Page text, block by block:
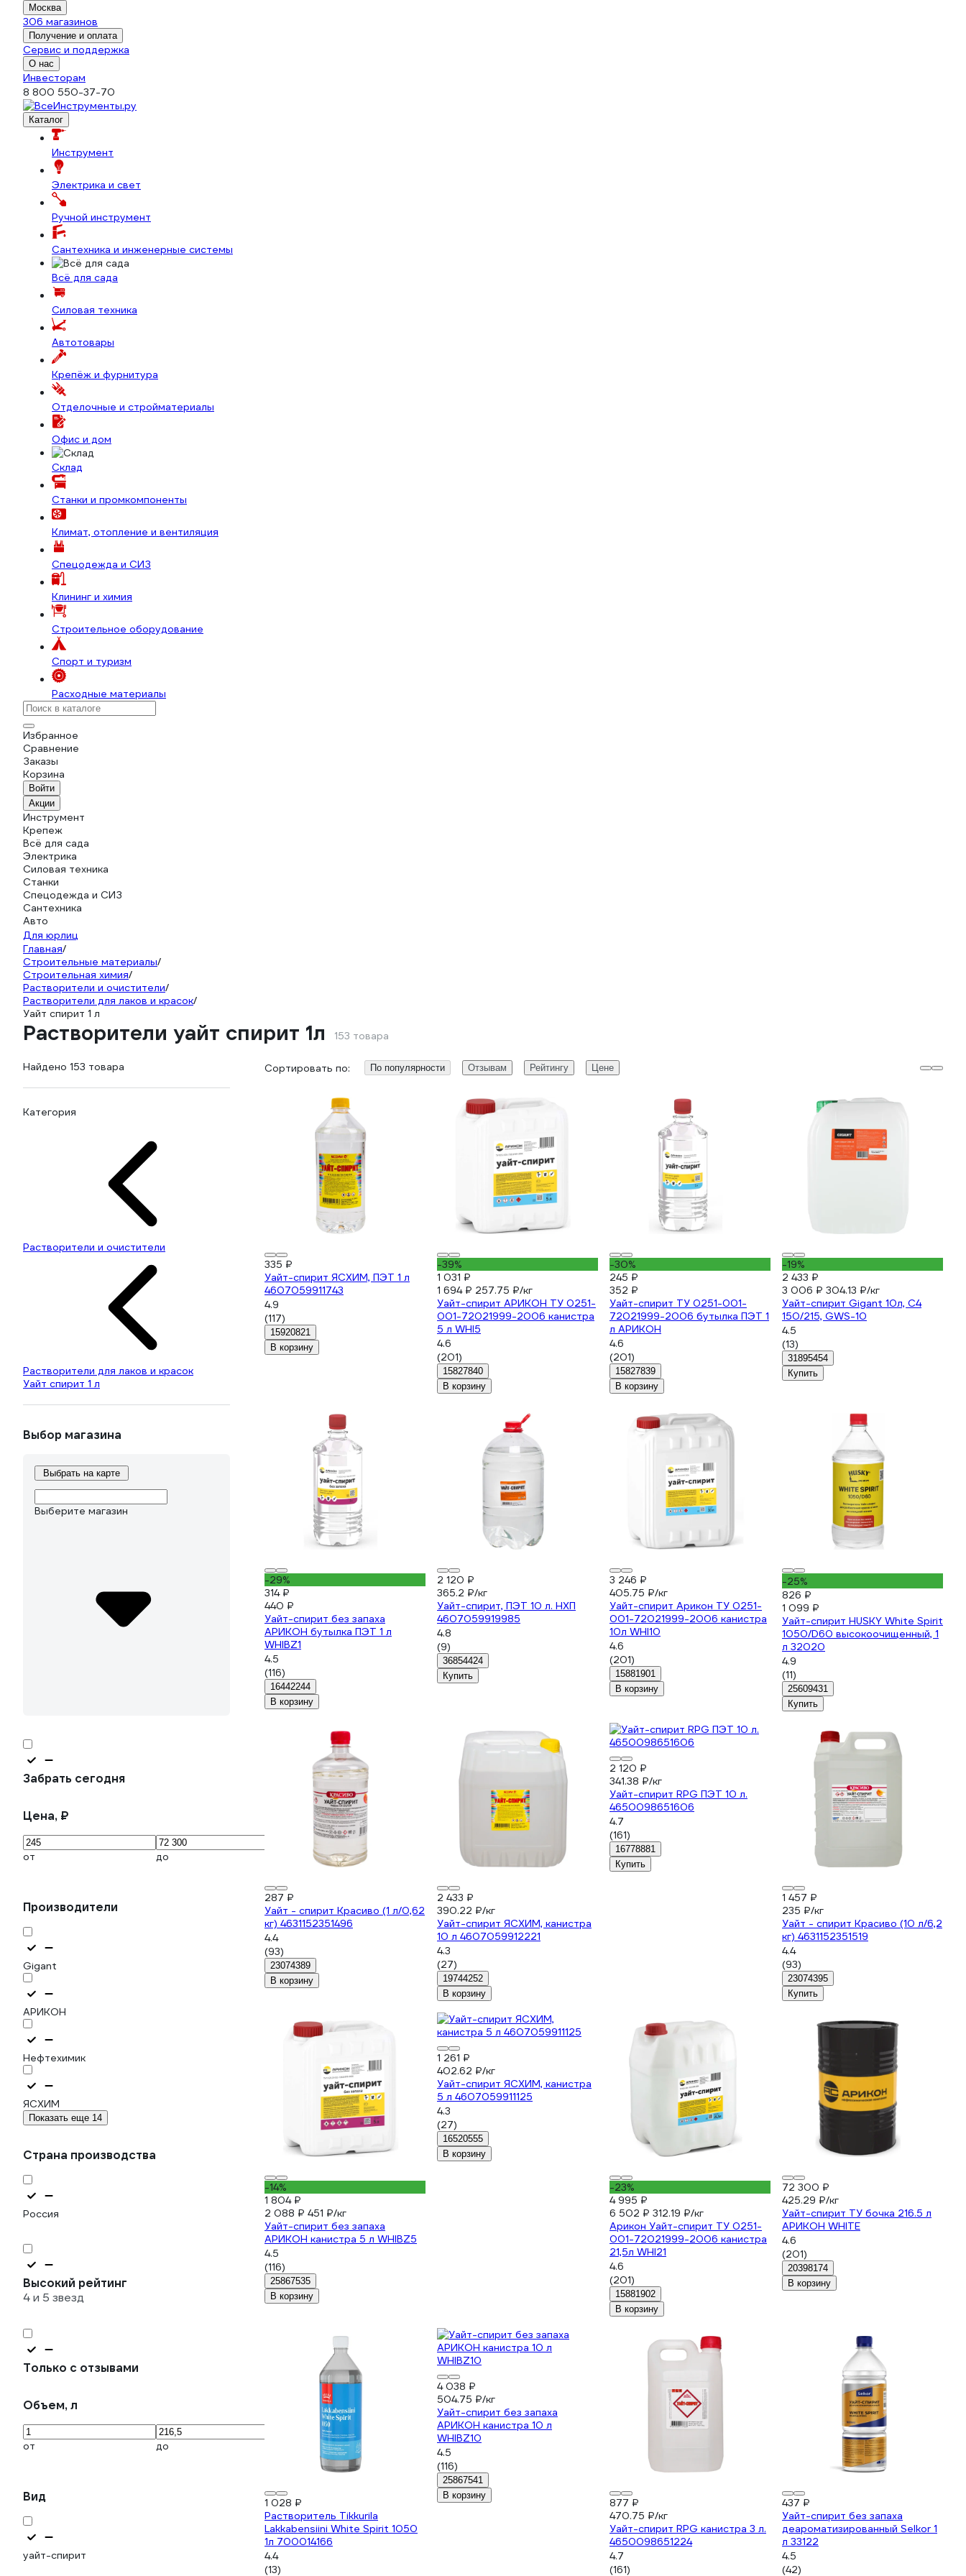
Москва
306 магазинов
Получение и оплата
Сервис и поддержка
О нас
Инвесторам
8 800 550-37-70
Каталог
Инструмент
Электрика и свет
Ручной инструмент
Сантехника и инженерные системы
Всё для сада
Силовая техника
Автотовары
Крепёж и фурнитура
Отделочные и стройматериалы
Офис и дом
Склад
Станки и промкомпоненты
Климат, отопление и вентиляция
Спецодежда и СИЗ
Клининг и химия
Строительное оборудование
Спорт и туризм
Расходные материалы
Избранное
Сравнение
Заказы
Корзина
Войти
Акции
Инструмент
Крепеж
Всё для сада
Электрика
Силовая техника
Станки
Спецодежда и СИЗ
Сантехника
Авто
Для юрлиц
Главная/
Строительные материалы/
Строительная химия/
Растворители и очистители/
Растворители для лаков и красок/
Уайт спирит 1 л
Растворители уайт спирит 1л 153 товара
Найдено 153 товара
Категория
Растворители и очистители
Растворители для лаков и красок
Уайт спирит 1 л
Выбор магазина
Выбрать на карте
Выберите магазин
Забрать сегодня
Цена, ₽
от до
Производители
Gigant
АРИКОН
Нефтехимик
ЯСХИМ
Показать еще 14
Страна производства
Россия
Высокий рейтинг
4 и 5 звезд
Только с отзывами
Объем, л
от до
Вид
уайт-спирит
Сортировать по: По популярности Отзывам Рейтингу Цене
335 ₽
Уайт-спирит ЯСХИМ, ПЭТ 1 л
4607059911743
4.9
(117)
15920821
В корзину
-39%
1 031 ₽
1 694 ₽ 257.75 ₽/кг
Уайт-спирит АРИКОН ТУ 0251-
001-72021999-2006 канистра
5 л WHI5
4.6
(201)
15827840
В корзину
-30%
245 ₽
352 ₽
Уайт-спирит ТУ 0251-001-
72021999-2006 бутылка ПЭТ 1
л АРИКОН
4.6
(201)
15827839
В корзину
-19%
2 433 ₽
3 006 ₽ 304.13 ₽/кг
Уайт-спирит Gigant 10л, С4
150/215, GWS-10
4.5
(13)
31895454
Купить
-29%
314 ₽
440 ₽
Уайт-спирит без запаха
АРИКОН бутылка ПЭТ 1 л
WHIBZ1
4.5
(116)
16442244
В корзину
2 120 ₽
365.2 ₽/кг
Уайт-спирит, ПЭТ 10 л. НХП
4607059919985
4.8
(9)
36854424
Купить
3 246 ₽
405.75 ₽/кг
Уайт-спирит Арикон ТУ 0251-
001-72021999-2006 канистра
10л WHI10
4.6
(201)
15881901
В корзину
-25%
826 ₽
1 099 ₽
Уайт-спирит HUSKY White Spirit
1050/D60 высокоочищенный, 1
л 32020
4.9
(11)
25609431
Купить
287 ₽
Уайт - спирит Красиво (1 л/0,62
кг) 4631152351496
4.4
(93)
23074389
В корзину
2 433 ₽
390.22 ₽/кг
Уайт-спирит ЯСХИМ, канистра
10 л 4607059912221
4.3
(27)
19744252
В корзину
2 120 ₽
341.38 ₽/кг
Уайт-спирит RPG ПЭТ 10 л.
4650098651606
4.7
(161)
16778881
Купить
1 457 ₽
235 ₽/кг
Уайт - спирит Красиво (10 л/6,2
кг) 4631152351519
4.4
(93)
23074395
Купить
-14%
1 804 ₽
2 088 ₽ 451 ₽/кг
Уайт-спирит без запаха
АРИКОН канистра 5 л WHIBZ5
4.5
(116)
25867535
В корзину
1 261 ₽
402.62 ₽/кг
Уайт-спирит ЯСХИМ, канистра
5 л 4607059911125
4.3
(27)
16520555
В корзину
-23%
4 995 ₽
6 502 ₽ 312.19 ₽/кг
Арикон Уайт-спирит ТУ 0251-
001-72021999-2006 канистра
21,5л WHI21
4.6
(201)
15881902
В корзину
72 300 ₽
425.29 ₽/кг
Уайт-спирит ТУ бочка 216.5 л
АРИКОН WHITE
4.6
(201)
20398174
В корзину
1 028 ₽
Растворитель Tikkurila
Lakkabensiini White Spirit 1050
1л 700014166
4.4
(13)
4 038 ₽
504.75 ₽/кг
Уайт-спирит без запаха
АРИКОН канистра 10 л
WHIBZ10
4.5
(116)
25867541
В корзину
877 ₽
470.75 ₽/кг
Уайт-спирит RPG канистра 3 л.
4650098651224
4.7
(161)
437 ₽
Уайт-спирит без запаха
деароматизированный Selkor 1
л 33122
4.5
(42)